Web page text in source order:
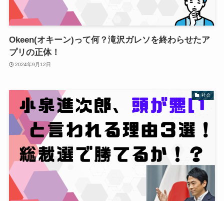
Okeen(オキーン)って何？滝沢ガレソを終わらせたア
プリの正体！
2024年9月12日
社会